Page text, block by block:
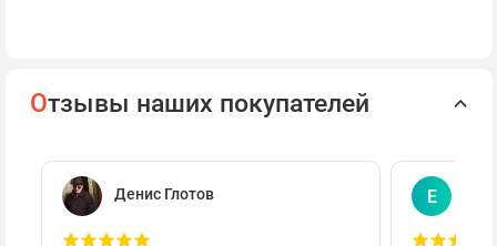
Отзывы наших покупателей
Денис Глотов Е